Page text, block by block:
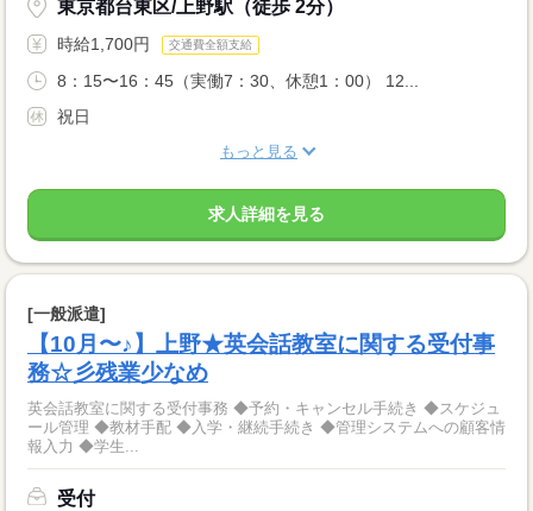
東京都台東区/上野駅（徒歩 2分）
時給1,700円 交通費全額支給
8：15〜16：45（実働7：30、休憩1：00） 12...
祝日
もっと見る
求人詳細を見る
[一般派遣]
【10月〜♪】上野★英会話教室に関する受付事
務☆彡残業少なめ
英会話教室に関する受付事務 ◆予約・キャンセル手続き ◆スケジュ
ール管理 ◆教材手配 ◆入学・継続手続き ◆管理システムへの顧客情
報入力 ◆学生...
受付